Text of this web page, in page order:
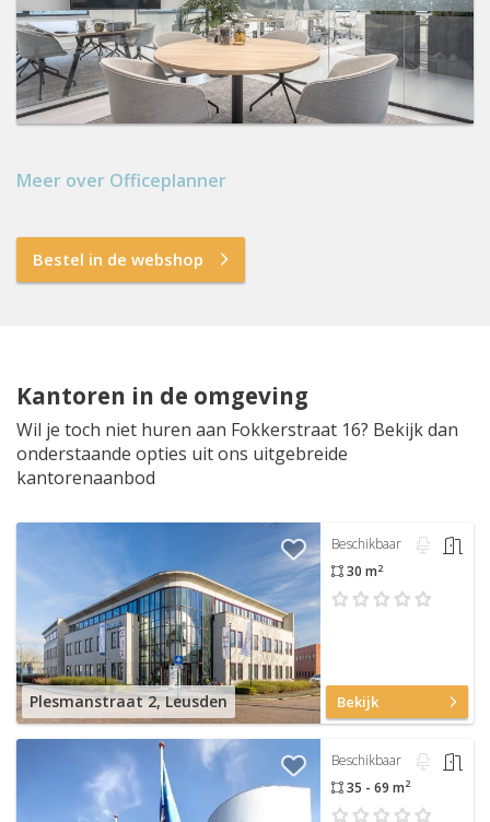
Meer over Officeplanner
Bestel in de webshop
Kantoren in de omgeving
Wil je toch niet huren aan Fokkerstraat 16? Bekijk dan
onderstaande opties uit ons uitgebreide
kantorenaanbod
Plesmanstraat 2, Leusden
Beschikbaar
30 m2
Bekijk
Beschikbaar
35 - 69 m2